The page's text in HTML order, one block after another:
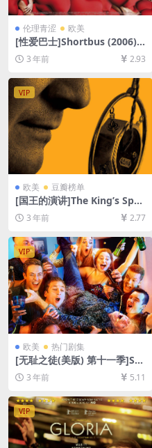
伦理青涩 欧美
[性爱巴士]Shortbus (2006)
[百度网盘+迅雷云盘资源1080
P超清未删减][MP4/6GB][中
请下载防和谐压缩包（含解压
密码）】
3 年前 2.93
VIP
欧美 豆瓣榜单
[国王的演讲]The King’s Spee
ch (2010)[百度网盘+夸克网盘
1080P超清未删减资源][网盘
在线播放/下载][MP4/7.5GB]
[中英字幕]
3 年前 2.77
VIP
欧美 热门剧集
[无耻之徒(美版) 第十一季]Sh
ameless Season 11 (2020)
[百度网盘+夸克网盘1080P超
清未删减资源][网盘在线播放/
下载][MP4/34GB][中英字幕]
3 年前 5.11
VIP